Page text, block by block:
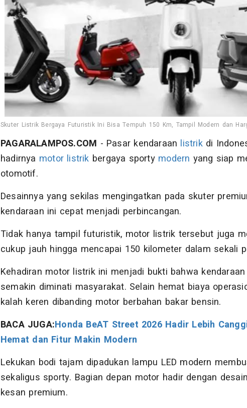
Skuter Listrik Bergaya Futuristik Ini Bisa Tempuh 150 Km, Tampil Modern dan
PAGARALAMPOS.COM - Pasar kendaraan listrikdi
hadirnya motor listrik bergaya sporty modern yang siap
otomotif.
Desainnya yang sekilas mengingatkan pada skuter
kendaraan ini cepat menjadi perbincangan.
Tidak hanya tampil futuristik, motor listrik tersebut juga
cukup jauh hingga mencapai 150 kilometer dalam sekali
Kehadiran motor listrik ini menjadi bukti bahwa
semakin diminati masyarakat. Selain hemat biaya
kalah keren dibanding motor berbahan bakar bensin.
BACA JUGA:Honda BeAT Street 2026 Hadir Lebih
Hemat dan Fitur Makin Modern
Lekukan bodi tajam dipadukan lampu LED modern
sekaligus sporty. Bagian depan motor hadir dengan
kesan premium.